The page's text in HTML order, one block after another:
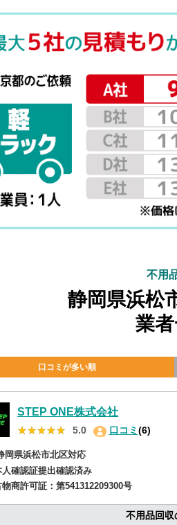
不用
静岡県浜松
業
口コミが多い順
STEP ONE株式会社
★★★★★
★★★★★ 5.0 口コミ(6)
岡県浜松市北区対応
人確認証提出確認済み
商許可証： 第541312209300号
不用品回収